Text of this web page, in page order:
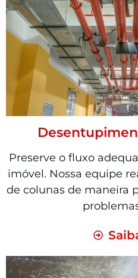
Preserve o fluxo
imóvel. Nossa equipe
de colunas de maneira